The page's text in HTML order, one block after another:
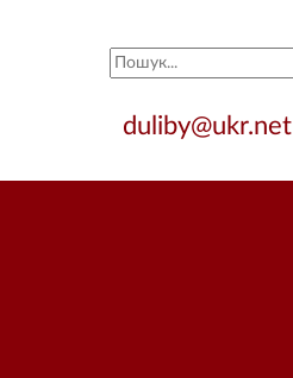
duliby@ukr.net